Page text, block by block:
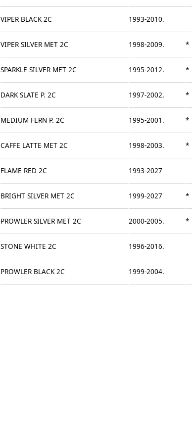
VIPER BLACK 2C 1993-2010.
VIPER SILVER MET 2C 1998-2009. *
SPARKLE SILVER MET 2C 1995-2012. *
DARK SLATE P. 2C 1997-2002. *
MEDIUM FERN P. 2C 1995-2001. *
CAFFE LATTE MET 2C 1998-2003. *
FLAME RED 2C 1993-2027
BRIGHT SILVER MET 2C 1999-2027 *
PROWLER SILVER MET 2C 2000-2005. *
STONE WHITE 2C 1996-2016.
PROWLER BLACK 2C 1999-2004.